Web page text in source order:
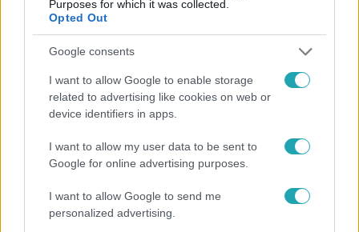
Purposes for which it was collected.
Opted Out
Google consents
I want to allow Google to enable storage
related to advertising like cookies on web or
device identifiers in apps.
I want to allow my user data to be sent to
Google for online advertising purposes.
I want to allow Google to send me
personalized advertising.
Népszerű